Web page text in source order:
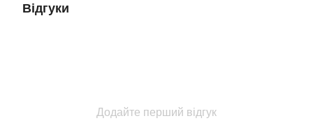
Відгуки
Додайте перший відгук